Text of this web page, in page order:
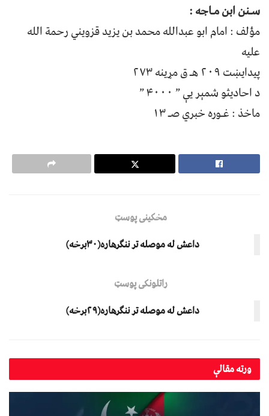
سـنن ابن مـاجه :
مؤلف : امام ابو عبدالله محمد بن یزید قزویني رحمة الله
علیه
پيدايښت ۲۰۹ هـ ق مړينه ۲۷۳
د احادیثو شمېر یې ” ۴۰۰۰ ”
ماخذ : غـوره خبري صـ ۱۳
مخکینی پوسټ
داعش له موصله تر ننګرهاره(۳۰برخه)
راتلونکی پوسټ
داعش له موصله تر ننګرهاره(۲۹برخه)
ورتهمقالې